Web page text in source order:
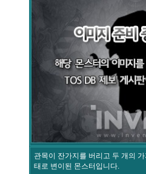
관목이 잔가지를 버리고 두 개의
태로 변이된 몬스터입니다.